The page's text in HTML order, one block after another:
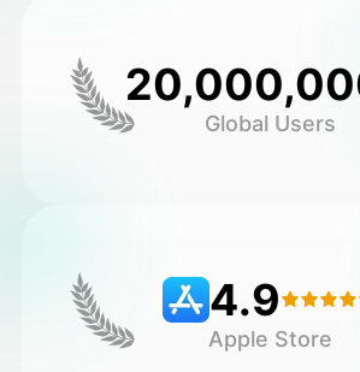
Galleri
Priser
Global Users
4.9
Apple Store